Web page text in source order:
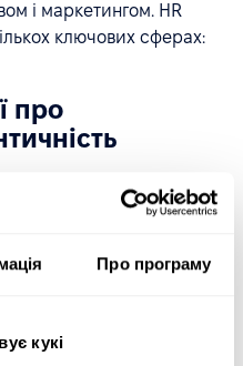
Про програму
кукі
і маркетингом. HR
ключових сферах:
про
HR і маркетинг
межами, узгоджуючи
з каналами